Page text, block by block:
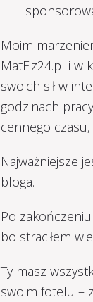
Moim
MatFiz24.pl i w
swoich sił w
godzinach
cennego
Najważniejsze
bloga.
Po
bo straciłem
Ty masz
swoim fotelu –